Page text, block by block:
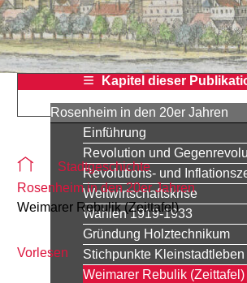
Kapitel dieser
Rosenheim in den 20er Jahren
Einführung
Revolution und
Revolutions- und
Weltwirtschaftskrise
Wahlen 1919-1933
Gründung Holztechnikum
Stichpunkte Kleinstadtleben
Weimarer Rebulik (Zeittafel)
Sie befinden sich auf der Seite
Stadtgeschichte
Rosenheim in den 20er Jahren
Weimarer Rebulik (Zeittafel)
Vorlesen